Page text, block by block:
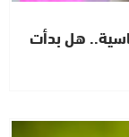
هل بدأت